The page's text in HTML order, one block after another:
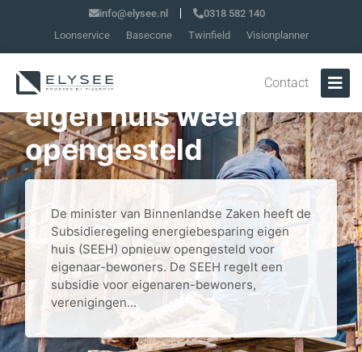
info@elysee.nl
0318 582 140
Loonservice
Basecone Twinfield Visionplanner
Contact
Subsidieregeling
energiebesparing
eigen huis weer
opengesteld
De minister van Binnenlandse Zaken heeft de
Subsidieregeling energiebesparing eigen
huis (SEEH) opnieuw opengesteld voor
eigenaar-bewoners. De SEEH regelt een
subsidie voor eigenaren-bewoners,
verenigingen...